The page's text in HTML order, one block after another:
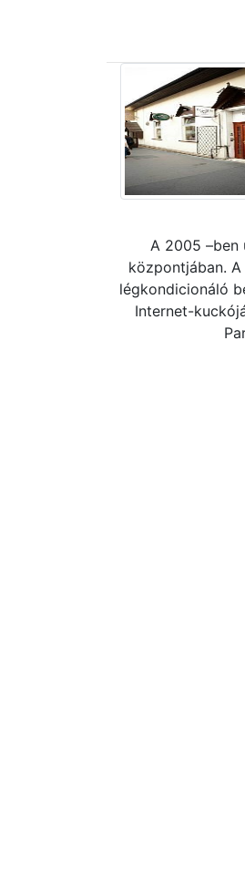
A 2005 –ben
központjában.
légkondicionáló
Internet-